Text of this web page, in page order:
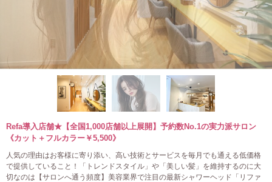
Refa導入店舗★【全国1,000店舗以上展開】予約数No.1の実力派サロン
《カット＋フルカラー￥5,500》
人気の理由はお客様に寄り添い、高い技術とサービスを毎月でも通える低価格
で提供していること！「トレンドスタイル」や「美しい髪」を維持するのに大
切なのは【サロンへ通う頻度】美容業界で注目の最新シャワーヘッド「リファ